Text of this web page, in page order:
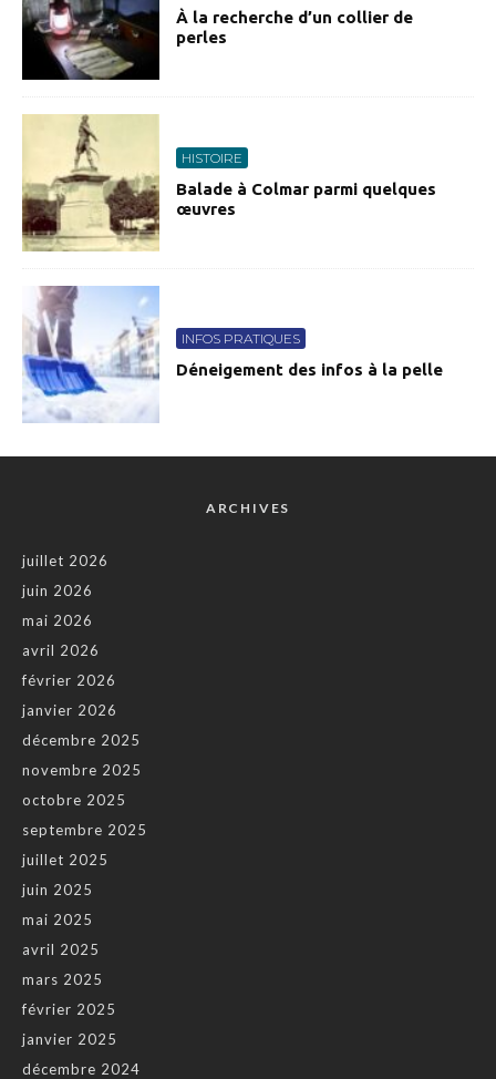
À la recherche d’un collier de
perles
HISTOIRE
Balade à Colmar parmi quelques
œuvres
INFOS PRATIQUES
Déneigement des infos à la pelle
ARCHIVES
juillet 2026
juin 2026
mai 2026
avril 2026
février 2026
janvier 2026
décembre 2025
novembre 2025
octobre 2025
septembre 2025
juillet 2025
juin 2025
mai 2025
avril 2025
mars 2025
février 2025
janvier 2025
décembre 2024